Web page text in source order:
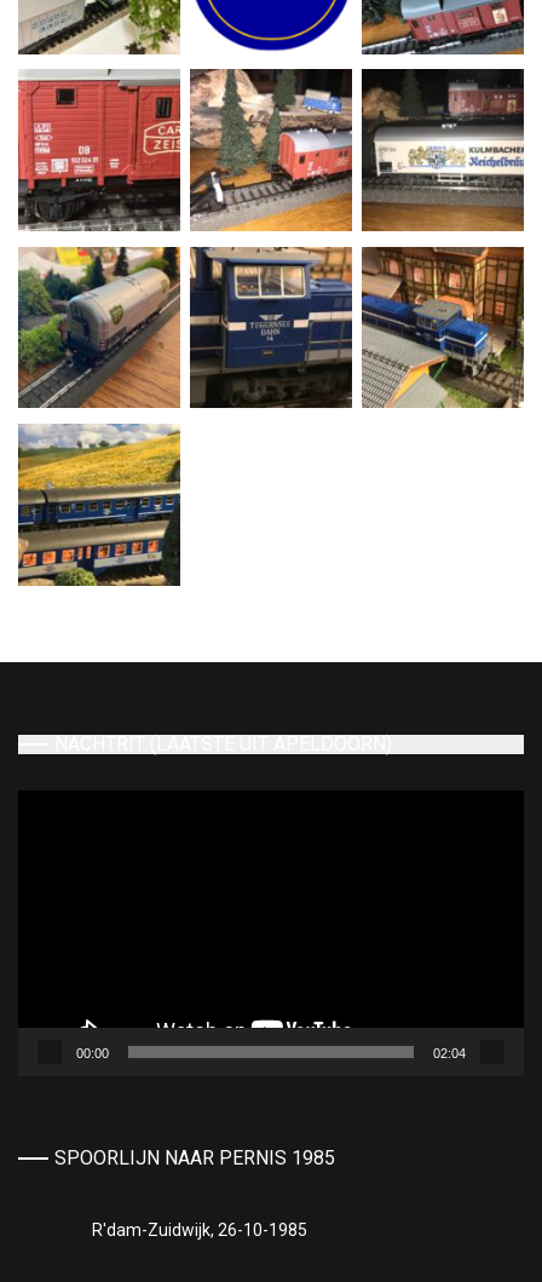
00:00 02:04
SPOORLIJN NAAR PERNIS 1985
R'dam-Zuidwijk, 26-10-1985